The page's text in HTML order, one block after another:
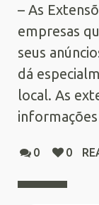
– As
empresas
seus
dá
local. As
0 0